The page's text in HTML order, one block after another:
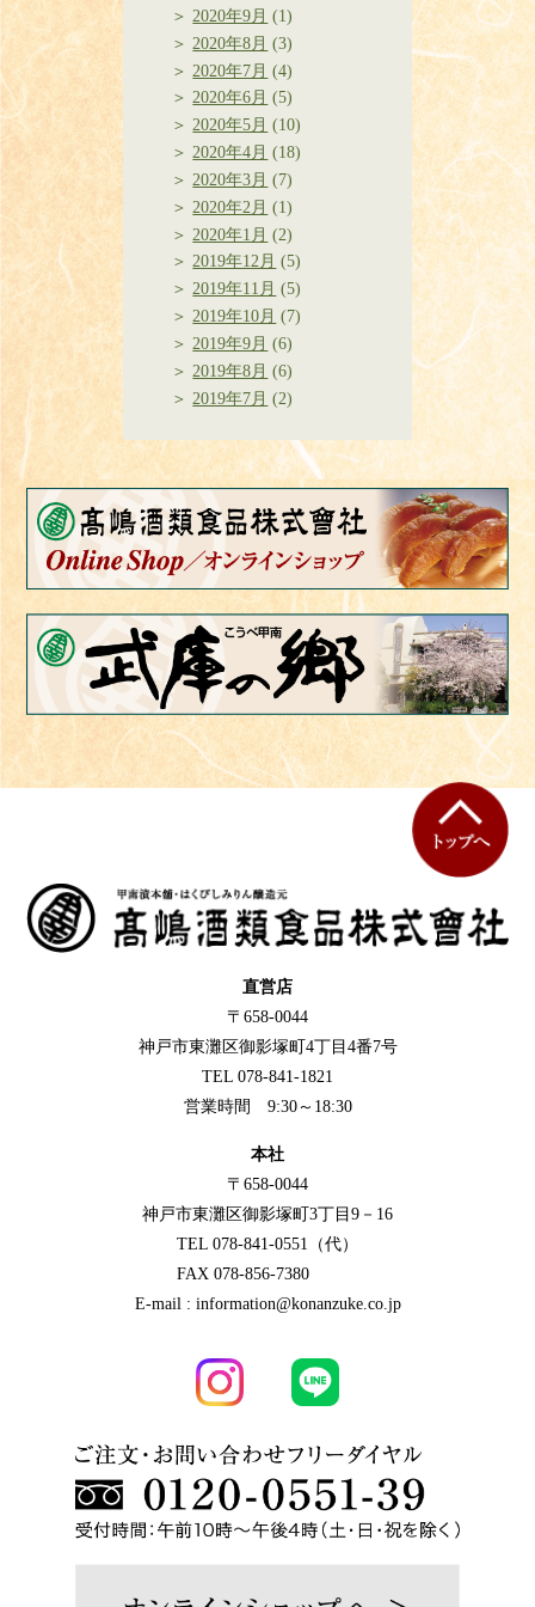
2020年9月 (1)
2020年8月 (3)
2020年7月 (4)
2020年6月 (5)
2020年5月 (10)
2020年4月 (18)
2020年3月 (7)
2020年2月 (1)
2020年1月 (2)
2019年12月 (5)
2019年11月 (5)
2019年10月 (7)
2019年9月 (6)
2019年8月 (6)
2019年7月 (2)
直営店
〒658-0044
神戸市東灘区御影塚町4丁目4番7号
TEL 078-841-1821
営業時間 9:30～18:30
本社
〒658-0044
神戸市東灘区御影塚町3丁目9－16
TEL 078-841-0551（代）
FAX 078-856-7380
E-mail : information@konanzuke.co.jp